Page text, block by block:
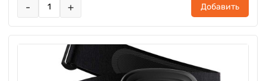
- + Добавить